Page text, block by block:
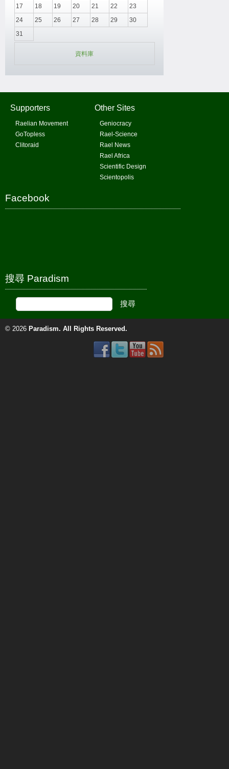
17
18 19 20 21 22
23
24
25 26 27 28 29
30
31
資料庫
Supporters
Raelian Movement
GoTopless
Clitoraid
Other Sites
Geniocracy
Rael-Science
Rael News
Rael Africa
Scientific Design
Scientopolis
Facebook
搜尋 Paradism
© 2026 Paradism. All Rights Reserved.